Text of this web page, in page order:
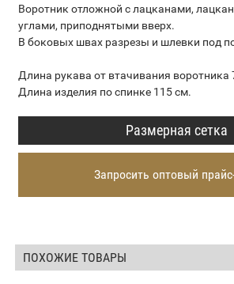
Воротник отложной с лацканами,
углами, приподнятыми вверх.
В боковых швах разрезы и шлевки под
Длина рукава от втачивания воротника
Длина изделия по спинке 115 см.
Размерная сетка
Запросить оптовый
ПОХОЖИЕ ТОВАРЫ